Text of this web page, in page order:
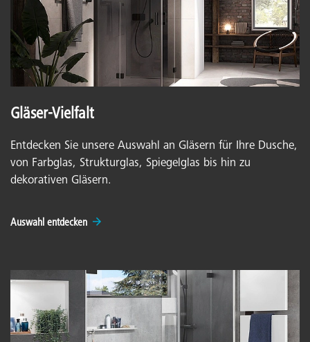
Gläser-Vielfalt
Entdecken Sie unsere Auswahl an Gläsern für Ihre Dusche,
von Farbglas, Strukturglas, Spiegelglas bis hin zu
dekorativen Gläsern.
Auswahl entdecken